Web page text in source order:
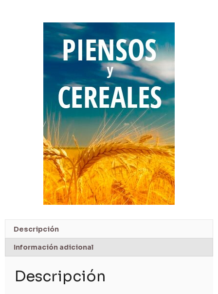
Descripción
Información adicional
Descripción